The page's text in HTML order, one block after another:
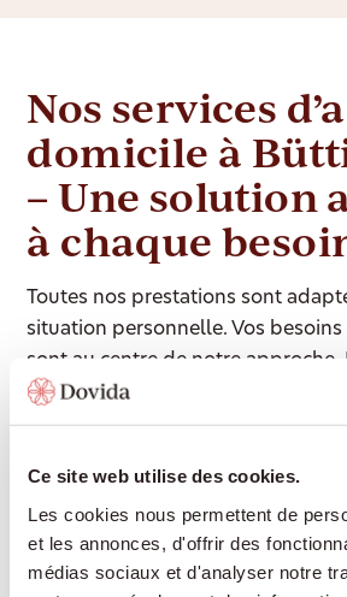
Ce site web utilise des cookies.
Les cookies nous permettent de
et les annonces, d'offrir des
médias sociaux et d'analyser notre
Nos services
domicile à
– Une solution
à chaque
Toutes nos prestations sont
situation personnelle. Vos
sont au centre de notre approche.
votre personnalité, vos habitudes
vie, et nous vous aidons à
Accompagnement 24/24